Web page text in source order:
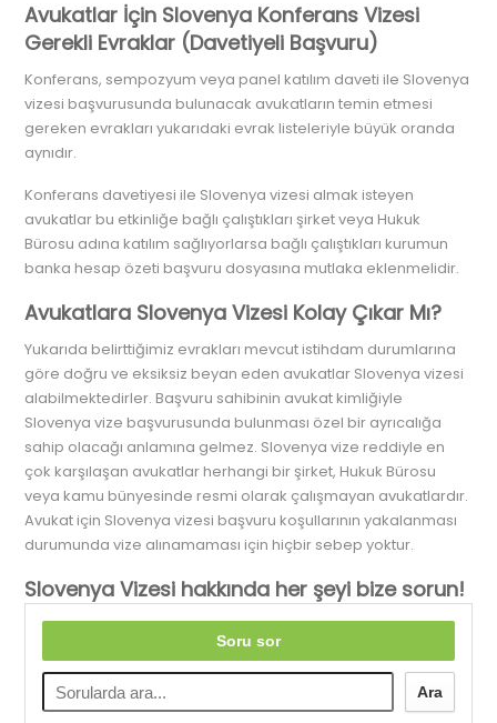
Avukatlar İçin Slovenya Konferans Vizesi
Gerekli Evraklar (Davetiyeli Başvuru)
Konferans, sempozyum veya panel katılım daveti ile Slovenya
vizesi başvurusunda bulunacak avukatların temin etmesi
gereken evrakları yukarıdaki evrak listeleriyle büyük oranda
aynıdır.
Konferans davetiyesi ile Slovenya vizesi almak isteyen
avukatlar bu etkinliğe bağlı çalıştıkları şirket veya Hukuk
Bürosu adına katılım sağlıyorlarsa bağlı çalıştıkları kurumun
banka hesap özeti başvuru dosyasına mutlaka eklenmelidir.
Avukatlara Slovenya Vizesi Kolay Çıkar Mı?
Yukarıda belirttiğimiz evrakları mevcut istihdam durumlarına
göre doğru ve eksiksiz beyan eden avukatlar Slovenya vizesi
alabilmektedirler. Başvuru sahibinin avukat kimliğiyle
Slovenya vize başvurusunda bulunması özel bir ayrıcalığa
sahip olacağı anlamına gelmez. Slovenya vize reddiyle en
çok karşılaşan avukatlar herhangi bir şirket, Hukuk Bürosu
veya kamu bünyesinde resmi olarak çalışmayan avukatlardır.
Avukat için Slovenya vizesi başvuru koşullarının yakalanması
durumunda vize alınamaması için hiçbir sebep yoktur.
Slovenya Vizesi hakkında her şeyi bize sorun!
Soru sor
Ara